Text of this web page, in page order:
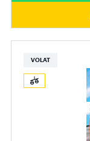
VOLAT